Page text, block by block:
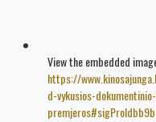
View the embedded
https://
d-vykusios-